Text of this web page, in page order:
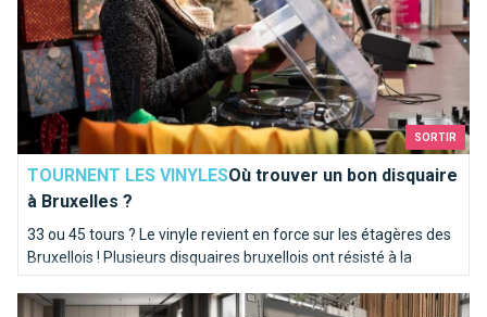
SORTIR
TOURNENT LES VINYLESOù trouver un bon disquaire
à Bruxelles ?
33 ou 45 tours ? Le vinyle revient en force sur les étagères des
Bruxellois ! Plusieurs disquaires bruxellois ont résisté à la
concurrence et des petits nouveaux tentent également
l'aventure de la galette noire.
Le BANAD Festival 2022 : pour ressentir l’art au plus profond